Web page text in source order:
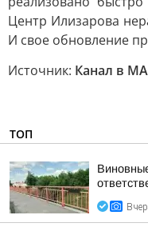
Центр Илизарова
И свое обновление
Источник: Канал в
ТОП